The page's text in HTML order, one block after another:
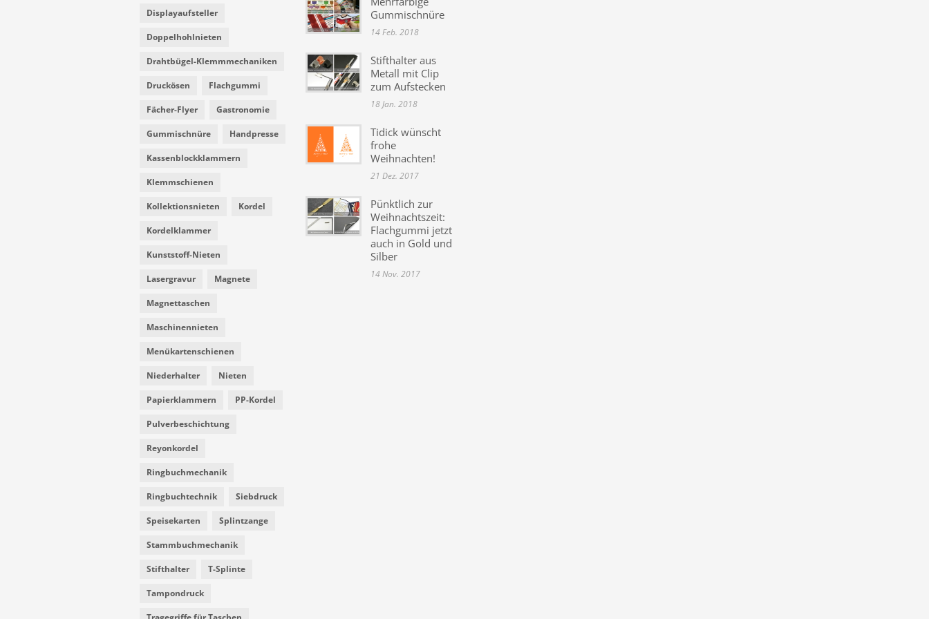
Displayaufsteller
Doppelhohlnieten
Drahtbügel-Klemmmechaniken
Druckösen Flachgummi
Fächer-Flyer Gastronomie
Gummischnüre Handpresse
Kassenblockklammern
Klemmschienen
Kollektionsnieten Kordel
Kordelklammer
Kunststoff-Nieten
Lasergravur Magnete
Magnettaschen
Maschinennieten
Menükartenschienen
Niederhalter Nieten
Papierklammern PP-Kordel
Pulverbeschichtung
Reyonkordel
Ringbuchmechanik
Ringbuchtechnik Siebdruck
Speisekarten Splintzange
Stammbuchmechanik
Stifthalter T-Splinte
Tampondruck
Gummischnüre
14 Feb. 2018
Stifthalter aus
Metall mit Clip
zum Aufstecken
18 Jan. 2018
Tidick wünscht
frohe
Weihnachten!
21 Dez. 2017
Pünktlich zur
Weihnachtszeit:
Flachgummi jetzt
auch in Gold und
Silber
14 Nov. 2017